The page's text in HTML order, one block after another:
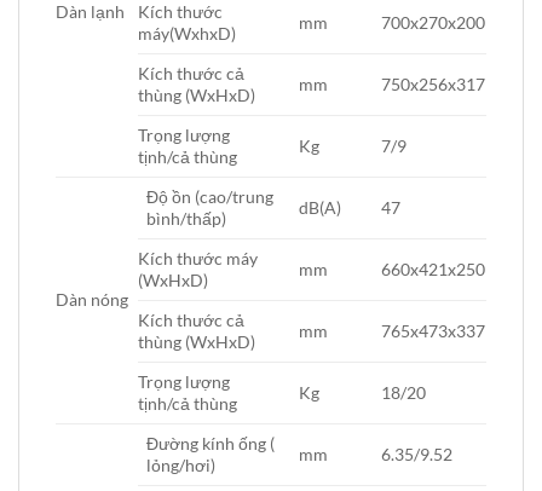
Dàn lạnh
Kích thước
máy(WxhxD)
mm 700x270x200
Kích thước cả
thùng (WxHxD)
mm 750x256x317
Trọng lượng
tịnh/cả thùng
Kg 7/9
Dàn nóng
Độ ồn (cao/trung
bình/thấp)
dB(A) 47
Kích thước máy
(WxHxD)
mm 660x421x250
Kích thước cả
thùng (WxHxD)
mm 765x473x337
Trọng lượng
tịnh/cả thùng
Kg 18/20
Đường kính ống (
lỏng/hơi)
mm 6.35/9.52